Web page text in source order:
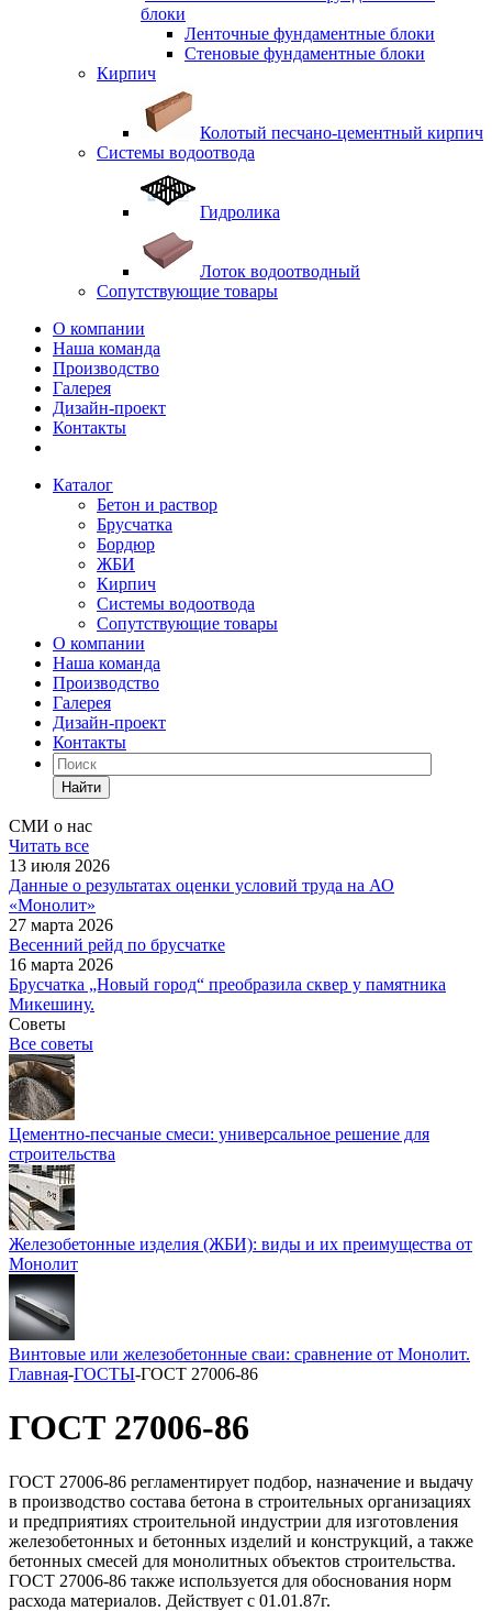
блоки
Ленточные фундаментные блоки
Стеновые фундаментные блоки
Кирпич
Колотый песчано-цементный кирпич
Системы водоотвода
Гидролика
Лоток водоотводный
Сопутствующие товары
О компании
Наша команда
Производство
Галерея
Дизайн-проект
Контакты
Каталог
Бетон и раствор
Брусчатка
Бордюр
ЖБИ
Кирпич
Системы водоотвода
Сопутствующие товары
О компании
Наша команда
Производство
Галерея
Дизайн-проект
Контакты
Найти
СМИ о нас
Читать все
13 июля 2026
Данные о результатах оценки условий труда на АО
«Монолит»
27 марта 2026
Весенний рейд по брусчатке
16 марта 2026
Брусчатка „Новый город“ преобразила сквер у памятника
Микешину.
Советы
Все советы
Цементно-песчаные смеси: универсальное решение для
строительства
Железобетонные изделия (ЖБИ): виды и их преимущества от
Монолит
Винтовые или железобетонные сваи: сравнение от Монолит.
Главная-ГОСТЫ-ГОСТ 27006-86
ГОСТ 27006-86
ГОСТ 27006-86 регламентирует подбор, назначение и выдачу
в производство состава бетона в строительных организациях
и предприятиях строительной индустрии для изготовления
железобетонных и бетонных изделий и конструкций, а также
бетонных смесей для монолитных объектов строительства.
ГОСТ 27006-86 также используется для обоснования норм
расхода материалов. Действует с 01.01.87г.